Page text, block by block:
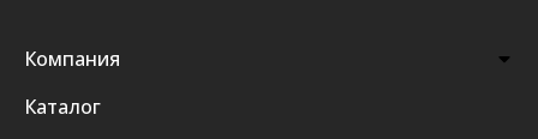
Компания
Каталог